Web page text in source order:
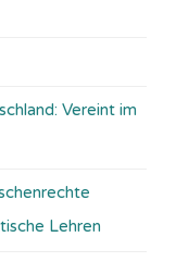
Vereint im
Lehren